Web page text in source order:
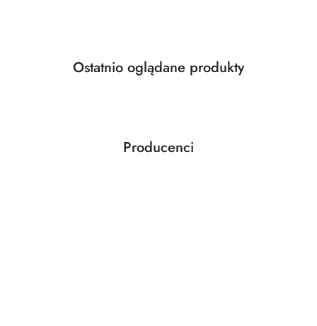
Pomiń karuzelę produktów
Produkty
Ostatnio oglądane produkty
Pomiń karuzelę producentów
Producenci